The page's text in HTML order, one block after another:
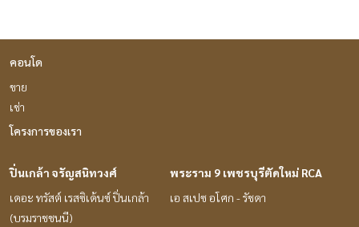
คอนโด
ขาย
เช่า
โครงการของเรา
ปิ่นเกล้า จรัญสนิทวงศ์
เดอะ ทรัสต์ เรสซิเด้นซ์ ปิ่นเกล้า
(บรมราชชนนี)
พระราม 9 เพชรบุรีตัดใหม่ RCA
เอ สเปซ อโศก - รัชดา